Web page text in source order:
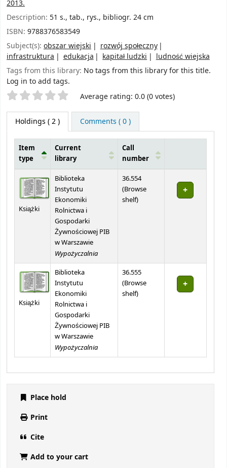
2013.
Description: 51 s., tab., rys., bibliogr. 24 cm
ISBN: 9788376583549
Subject(s): obszar wiejski
rozwój społeczny
infrastruktura
edukacja kapitał ludzki
ludność wiejska
Tags from this library: No tags from this library for this title.
Log in to add tags.
Star ratings Average rating: 0.0 (0 votes)
Holdings ( 2 ) Comments ( 0 )
Item
type
Current
library
Call
number
Książki
Biblioteka
Instytutu
Ekonomiki
Rolnictwa i
Gospodarki
Żywnościowej PIB
w Warszawie
Wypożyczalnia
36.554
(Browse
shelf(Opens below)
)
Książki
Biblioteka
Instytutu
Ekonomiki
Rolnictwa i
Gospodarki
Żywnościowej PIB
w Warszawie
Wypożyczalnia
36.555
(Browse
shelf(Opens below)
)
Place hold
Print
Cite
Add to your cart